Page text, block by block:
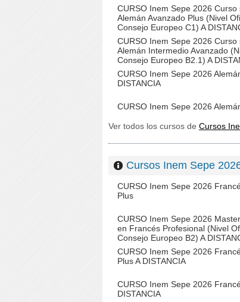
CURSO Inem Sepe 2026 Curso
Alemán Avanzado Plus (Nivel
Consejo Europeo C1) A
CURSO Inem Sepe 2026 Curso
Alemán Intermedio Avanzado
Consejo Europeo B2.1) A
CURSO Inem Sepe 2026
DISTANCIA
CURSO Inem Sepe 2026
Ver todos los cursos de Cursos
Cursos Inem Sepe
CURSO Inem Sepe 2026
Plus
CURSO Inem Sepe 2026
en Francés Profesional (Nivel
Consejo Europeo B2) A
CURSO Inem Sepe 2026
Plus A DISTANCIA
CURSO Inem Sepe 2026
DISTANCIA